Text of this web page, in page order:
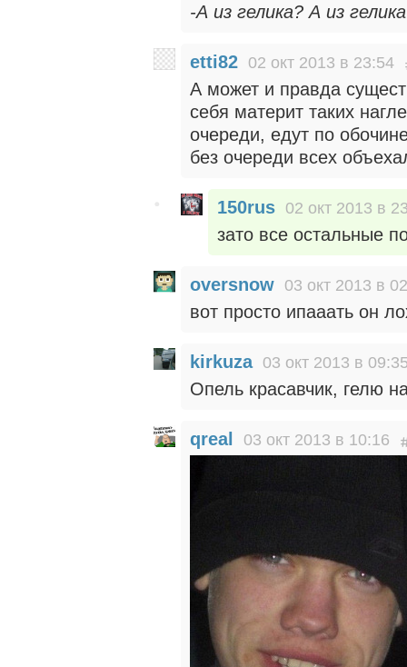
-А из гелика? А из
etti82 02 окт 2013 в 23:54
А может и правда
себя материт таких
очереди, едут по
без очереди всех
150rus 02 окт 2013 в
зато все остальные
oversnow 03 окт 2013 в
вот просто ипааать он
kirkuza 03 окт 2013 в
Опель красавчик, гелю
qreal 03 окт 2013 в 10:16